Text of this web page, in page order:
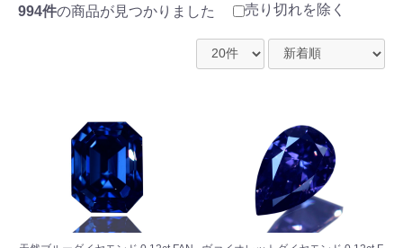
994件の商品が見つかりました 売り切れを除く